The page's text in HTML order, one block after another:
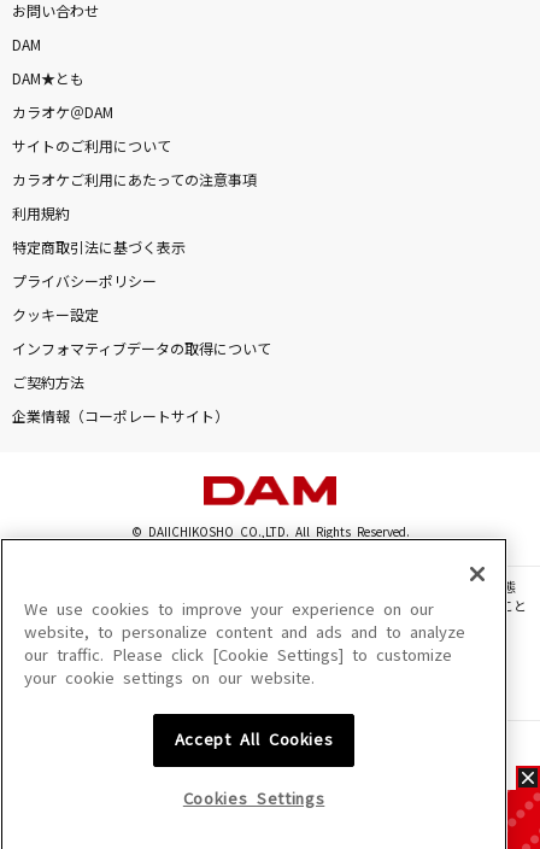
お問い合わせ
DAM
DAM★とも
カラオケ＠DAM
サイトのご利用について
カラオケご利用にあたっての注意事項
利用規約
特定商取引法に基づく表示
プライバシーポリシー
クッキー設定
インフォマティブデータの取得について
ご契約方法
企業情報（コーポレートサイト）
© DAIICHIKOSHO CO.,LTD. All Rights Reserved.
このサイトに掲載されている一切の文章・画像・写真・動画・音声等を、手段や形態
を問わず、著作権法の定める範囲を超えて無断で複製、転載、ファイル化などすること
を禁じます。
楽曲及びコンテンツは、機種によりご利用いただけない場合があります。
楽曲及びコンテンツの配信日、配信内容が変更になる場合があります。
We use cookies to improve your experience on our
website, to personalize content and ads and to analyze
our traffic. Please click [Cookie Settings] to customize
your cookie settings on our website.
Accept All Cookies
Cookies Settings